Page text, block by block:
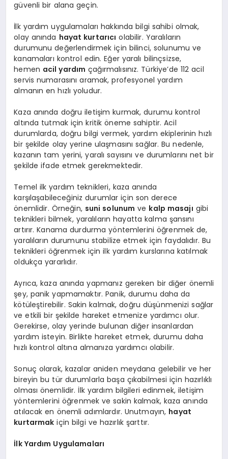
güvenli bir alana geçin.
İlk yardım uygulamaları hakkında bilgi sahibi olmak,
olay anında hayat kurtarıcı olabilir. Yaralıların
durumunu değerlendirmek için bilinci, solunumu ve
kanamaları kontrol edin. Eğer yaralı bilinçsizse,
hemen acil yardım çağırmalısınız. Türkiye’de 112 acil
servis numarasını aramak, profesyonel yardım
almanın en hızlı yoludur.
Kaza anında doğru iletişim kurmak, durumu kontrol
altında tutmak için kritik öneme sahiptir. Acil
durumlarda, doğru bilgi vermek, yardım ekiplerinin hızlı
bir şekilde olay yerine ulaşmasını sağlar. Bu nedenle,
kazanın tam yerini, yaralı sayısını ve durumlarını net bir
şekilde ifade etmek gerekmektedir.
Temel ilk yardım teknikleri, kaza anında
karşılaşabileceğiniz durumlar için son derece
önemlidir. Örneğin, suni solunum ve kalp masajı gibi
teknikleri bilmek, yaralıların hayatta kalma şansını
artırır. Kanama durdurma yöntemlerini öğrenmek de,
yaralıların durumunu stabilize etmek için faydalıdır. Bu
teknikleri öğrenmek için ilk yardım kurslarına katılmak
oldukça yararlıdır.
Ayrıca, kaza anında yapmanız gereken bir diğer önemli
şey, panik yapmamaktır. Panik, durumu daha da
kötüleştirebilir. Sakin kalmak, doğru düşünmenizi sağlar
ve etkili bir şekilde hareket etmenize yardımcı olur.
Gerekirse, olay yerinde bulunan diğer insanlardan
yardım isteyin. Birlikte hareket etmek, durumu daha
hızlı kontrol altına almanıza yardımcı olabilir.
Sonuç olarak, kazalar aniden meydana gelebilir ve her
bireyin bu tür durumlarla başa çıkabilmesi için hazırlıklı
olması önemlidir. İlk yardım bilgileri edinmek, iletişim
yöntemlerini öğrenmek ve sakin kalmak, kaza anında
atılacak en önemli adımlardır. Unutmayın, hayat
kurtarmak için bilgi ve hazırlık şarttır.
İlk Yardım Uygulamaları